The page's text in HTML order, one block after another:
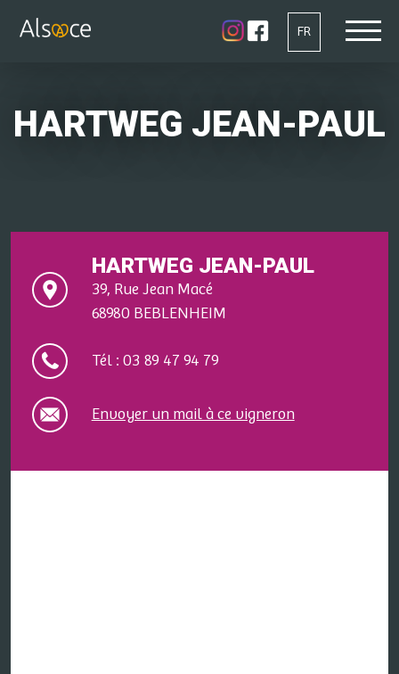
FR
HARTWEG JEAN-PAUL
HARTWEG JEAN-PAUL
39, Rue Jean Macé
68980 BEBLENHEIM
Tél : 03 89 47 94 79
Envoyer un mail à ce vigneron